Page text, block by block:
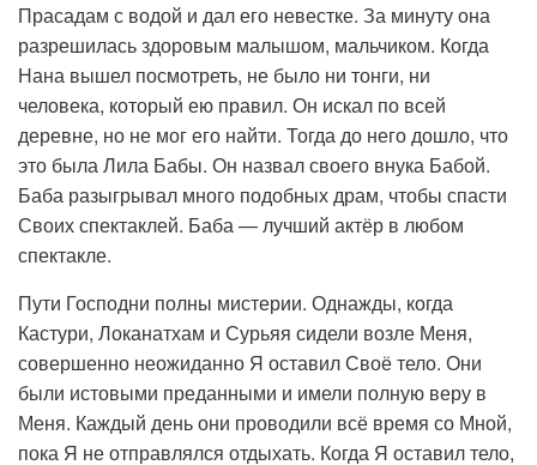
Прасадам с водой и дал его невестке. За минуту она
разрешилась здоровым малышом, мальчиком. Когда
Нана вышел посмотреть, не было ни тонги, ни
человека, который ею правил. Он искал по всей
деревне, но не мог его найти. Тогда до него дошло, что
это была Лила Бабы. Он назвал своего внука Бабой.
Баба разыгрывал много подобных драм, чтобы спасти
Своих спектаклей. Баба — лучший актёр в любом
спектакле.
Пути Господни полны мистерии. Однажды, когда
Кастури, Локанатхам и Сурьяя сидели возле Меня,
совершенно неожиданно Я оставил Своё тело. Они
были истовыми преданными и имели полную веру в
Меня. Каждый день они проводили всё время со Мной,
пока Я не отправлялся отдыхать. Когда Я оставил тело,